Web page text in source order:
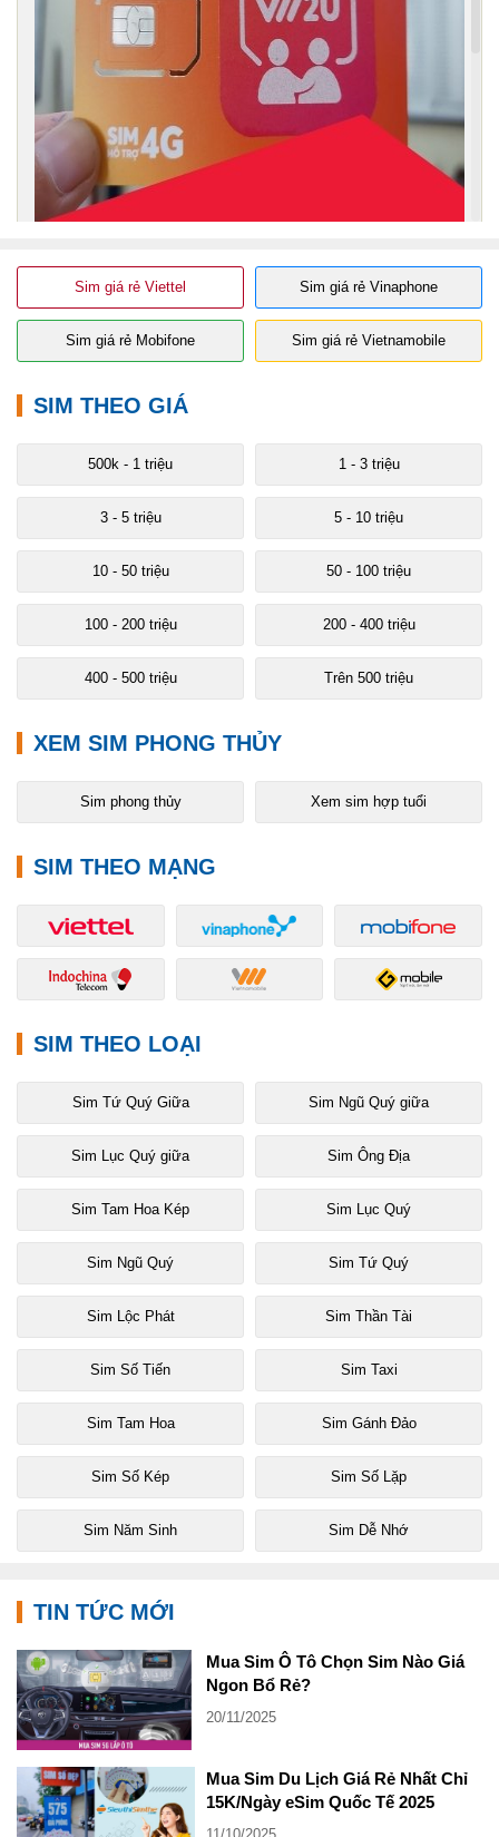
Sim số VIP Vietnamobile
Sim giá rẻ Viettel Sim giá rẻ Vinaphone
Sim giá rẻ Mobifone Sim giá rẻ Vietnamobile
SIM THEO GIÁ
500k - 1 triệu 1 - 3 triệu
3 - 5 triệu 5 - 10 triệu
10 - 50 triệu 50 - 100 triệu
100 - 200 triệu 200 - 400 triệu
400 - 500 triệu Trên 500 triệu
XEM SIM PHONG THỦY
Sim phong thủy Xem sim hợp tuổi
SIM THEO MẠNG
SIM THEO LOẠI
Sim Tứ Quý Giữa Sim Ngũ Quý giữa
Sim Lục Quý giữa Sim Ông Địa
Sim Tam Hoa Kép Sim Lục Quý
Sim Ngũ Quý Sim Tứ Quý
Sim Lộc Phát Sim Thần Tài
Sim Số Tiến Sim Taxi
Sim Tam Hoa Sim Gánh Đảo
Sim Số Kép Sim Số Lặp
Sim Năm Sinh Sim Dễ Nhớ
TIN TỨC MỚI
Mua Sim Ô Tô Chọn Sim Nào Giá
Ngon Bổ Rẻ?
20/11/2025
Mua Sim Du Lịch Giá Rẻ Nhất Chỉ
15K/Ngày eSim Quốc Tế 2025